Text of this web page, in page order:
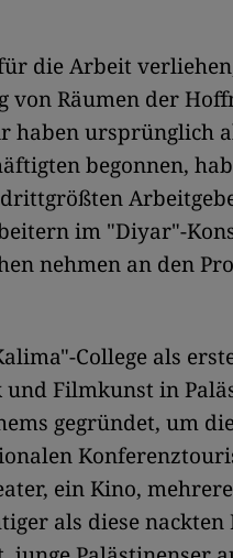
die Arbeit
von Räumen der
haben ursprünglich
begonnen,
im "Diyar"-
nehmen an den
College als
Filmkunst in
gegründet, um
ein Kino,
als diese nackten